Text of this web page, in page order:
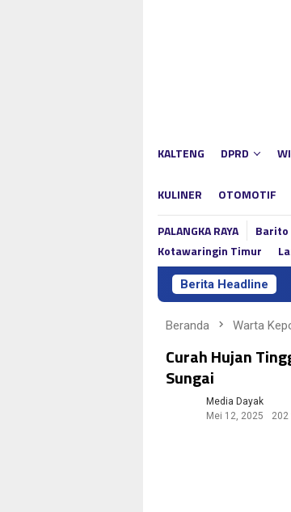
KALTENG DPRD
KULINER OTOMOTIF
PALANGKA RAYA Barito
Kotawaringin Timur
Berita Headline
Beranda Warta
Curah Hujan
Sungai
Media Dayak
Mei 12, 2025
202